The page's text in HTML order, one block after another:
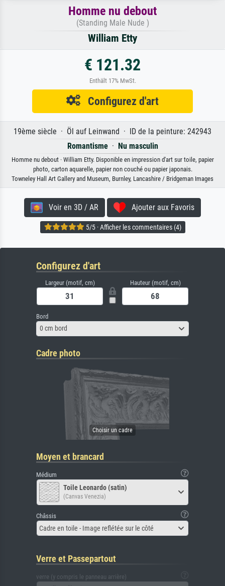
Homme nu debout
(Standing Male Nude )
William Etty
€ 121.32
Enthält 17% MwSt.
Configurez d'art
19ème siècle · Öl auf Leinwand · ID de la peinture: 242943
Romantisme· Nu masculin
Homme nu debout · William Etty. Disponible en impression d'art sur toile, papier
photo, carton aquarelle, papier non couché ou papier japonais.
Towneley Hall Art Gallery and Museum, Burnley, Lancashire / Bridgeman Images
Voir en 3D / AR Ajouter aux Favoris
5/5 · Afficher les commentaires (4)
Configurez d'art
Largeur (motif, cm) Hauteur (motif, cm)
Bord
0 cm bord
Cadre photo
Moyen et brancard
Médium
Toile Leonardo (satin)
(Canvas Venezia)
Châssis
Cadre en toile - Image reflétée sur le côté
Verre et Passepartout
verre (y compris le panneau arrière)